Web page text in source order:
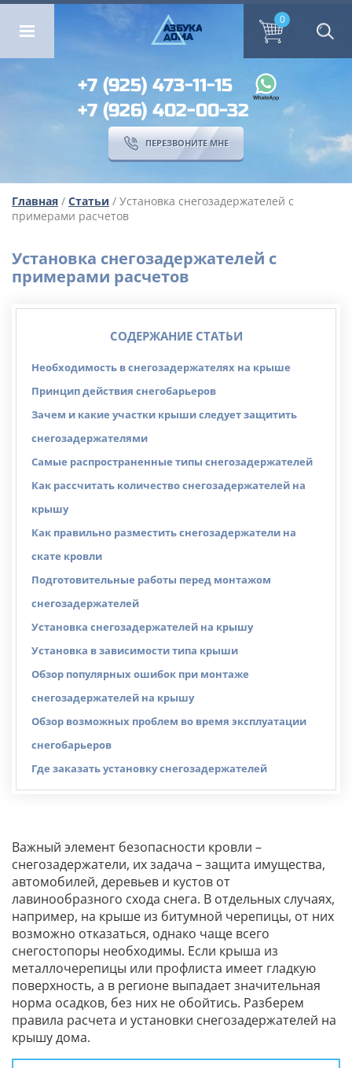
ОМА ПЕРЕЗВОНИТЕ МНЕ
ОМА
АЗБУКА
0
+7 (925) 473-11-15
+7 (926) 402-00-32
ПЕРЕЗВОНИТЕ МНЕ
Главная / Статьи / Установка снегозадержателей с
примерами расчетов
Установка снегозадержателей с
примерами расчетов
СОДЕРЖАНИЕ СТАТЬИ
Необходимость в снегозадержателях на крыше
Принцип действия снегобарьеров
Зачем и какие участки крыши следует защитить
снегозадержателями
Самые распространенные типы снегозадержателей
Как рассчитать количество снегозадержателей на
крышу
Как правильно разместить снегозадержатели на
скате кровли
Подготовительные работы перед монтажом
снегозадержателей
Установка снегозадержателей на крышу
Установка в зависимости типа крыши
Обзор популярных ошибок при монтаже
снегозадержателей на крышу
Обзор возможных проблем во время эксплуатации
снегобарьеров
Где заказать установку снегозадержателей
Важный элемент безопасности кровли –
снегозадержатели, их задача – защита имущества,
автомобилей, деревьев и кустов от
лавинообразного схода снега. В отдельных случаях,
например, на крыше из битумной черепицы, от них
возможно отказаться, однако чаще всего
снегостопоры необходимы. Если крыша из
металлочерепицы или профлиста имеет гладкую
поверхность, а в регионе выпадает значительная
норма осадков, без них не обойтись. Разберем
правила расчета и установки снегозадержателей на
крышу дома.